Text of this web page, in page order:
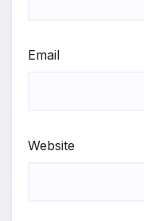
Email
Website